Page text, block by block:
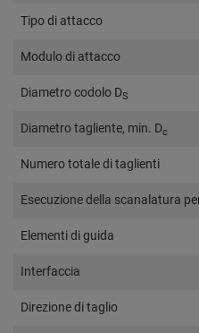
Tipo di attacco
Modulo di attacco
Diametro codolo DS
Diametro tagliente, min. Dc
Numero totale di taglienti
Esecuzione della scanalatura
Elementi di guida
Interfaccia
Direzione di taglio